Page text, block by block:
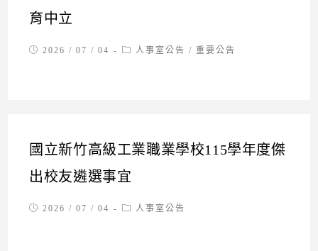
育中立
Post2026 / 07 / 04
Post人事室公告 / 重要公告
國立新竹高級工業職業學校115學年度傑
出校友遴選事宜
Post2026 / 07 / 04
Post人事室公告